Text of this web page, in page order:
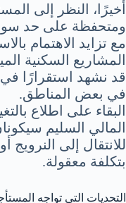
أخيرًا، النظر إلى
ومتحفظة على حد
مع تزايد الاهتمام
المشاريع السكنية
قد نشهد استقرارًا في
في بعض المناطق.
البقاء على اطلاع
المالي السليم
للانتقال إلى
بتكلفة معقولة.
التحديات التي تواجه